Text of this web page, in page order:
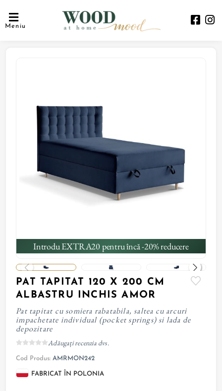
Meniu
Introdu EXTRA20 pentru încă -20% reducere
PAT TAPITAT 120 X 200 CM
ALBASTRU INCHIS AMOR
Pat tapitat cu somiera rabatabila, saltea cu arcuri
impachetate individual (pocket springs) si lada de
depozitare
Adăugați recenzia dvs.
Cod Produs: AMRMON242
FABRICAT ÎN POLONIA